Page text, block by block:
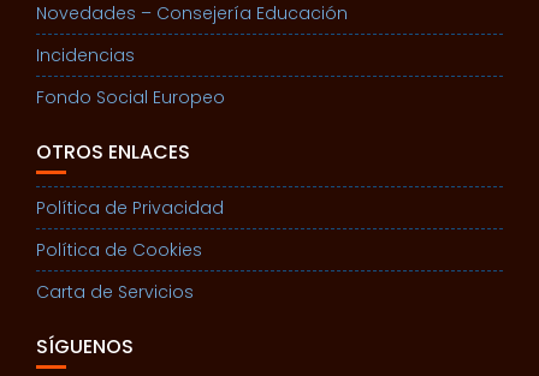
Novedades – Consejería Educación
Incidencias
Fondo Social Europeo
OTROS ENLACES
Política de Privacidad
Política de Cookies
Carta de Servicios
SÍGUENOS